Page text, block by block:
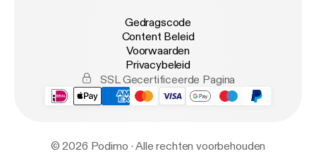
Gedragscode
Content Beleid
Voorwaarden
Privacybeleid
SSL Gecertificeerde Pagina
© 2026 Podimo · Alle rechten voorbehouden